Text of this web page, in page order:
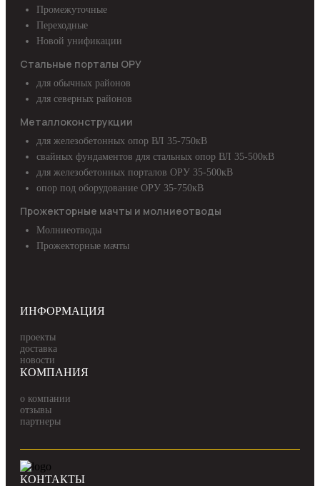
Промежуточные
Переходные
Новой унификации
Стальные порталы ОРУ
для обычных районов
для северных районов
Прожекторные мачты и молниеотводы
Молниеотводы
Прожекторные мачты
Металлоконструкции
для железобетонных опор ВЛ 35-750кВ
свайных фундаментов для стальных опор ВЛ 35-500кВ
для железобетонных порталов ОРУ 35-500кВ
опор под оборудование ОРУ 35-750кВ
ИНФОРМАЦИЯ
проекты
доставка
новости
КОМПАНИЯ
о компании
отзывы
партнеры
КОНТАКТЫ